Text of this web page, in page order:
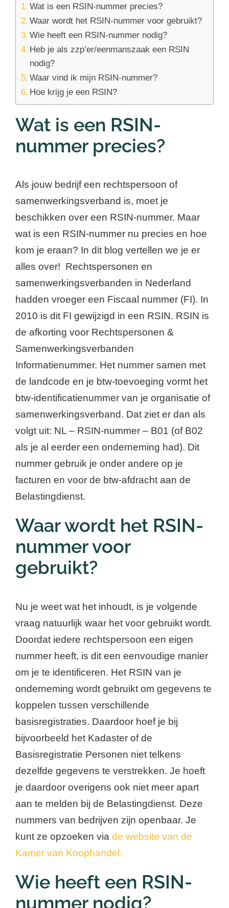
Wat is een RSIN-nummer precies?
Waar wordt het RSIN-nummer voor gebruikt?
Wie heeft een RSIN-nummer nodig?
Heb je als zzp’er/eenmanszaak een RSIN
nodig?
Waar vind ik mijn RSIN-nummer?
Hoe krijg je een RSIN?
Wat is een RSIN-
nummer precies?
Als jouw bedrijf een rechtspersoon of
samenwerkingsverband is, moet je
beschikken over een RSIN-nummer. Maar
wat is een RSIN-nummer nu precies en hoe
kom je eraan? In dit blog vertellen we je er
alles over! Rechtspersonen en
samenwerkingsverbanden in Nederland
hadden vroeger een Fiscaal nummer (FI). In
2010 is dit FI gewijzigd in een RSIN. RSIN is
de afkorting voor Rechtspersonen &
Samenwerkingsverbanden
Informatienummer. Het nummer samen met
de landcode en je btw-toevoeging vormt het
btw-identificatienummer van je organisatie of
samenwerkingsverband. Dat ziet er dan als
volgt uit: NL – RSIN-nummer – B01 (of B02
als je al eerder een onderneming had). Dit
nummer gebruik je onder andere op je
facturen en voor de btw-afdracht aan de
Belastingdienst.
Waar wordt het RSIN-
nummer voor
gebruikt?
Nu je weet wat het inhoudt, is je volgende
vraag natuurlijk waar het voor gebruikt wordt.
Doordat iedere rechtspersoon een eigen
nummer heeft, is dit een eenvoudige manier
om je te identificeren. Het RSIN van je
onderneming wordt gebruikt om gegevens te
koppelen tussen verschillende
basisregistraties. Daardoor hoef je bij
bijvoorbeeld het Kadaster of de
Basisregistratie Personen niet telkens
dezelfde gegevens te verstrekken. Je hoeft
je daardoor overigens ook niet meer apart
aan te melden bij de Belastingdienst. Deze
nummers van bedrijven zijn openbaar. Je
kunt ze opzoeken via de website van de
Kamer van Koophandel.
Wie heeft een RSIN-
nummer nodig?